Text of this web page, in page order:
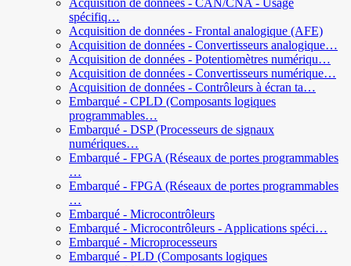
Acquisition de données - CAN/CNA - Usage
spécifiq…
Acquisition de données - Frontal analogique (AFE)
Acquisition de données - Convertisseurs analogique…
Acquisition de données - Potentiomètres numériqu…
Acquisition de données - Convertisseurs numérique…
Acquisition de données - Contrôleurs à écran ta…
Embarqué - CPLD (Composants logiques
programmables…
Embarqué - DSP (Processeurs de signaux
numériques…
Embarqué - FPGA (Réseaux de portes programmables
…
Embarqué - FPGA (Réseaux de portes programmables
…
Embarqué - Microcontrôleurs
Embarqué - Microcontrôleurs - Applications spéci…
Embarqué - Microprocesseurs
Embarqué - PLD (Composants logiques